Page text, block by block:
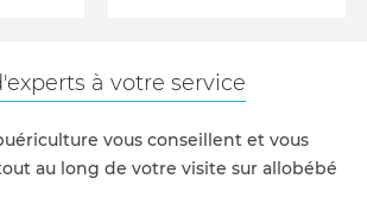
à votre service
vous conseillent et vous
au long de votre visite sur allobébé